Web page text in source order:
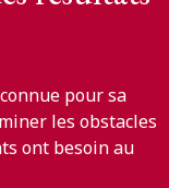
pour sa
les obstacles
ont besoin au